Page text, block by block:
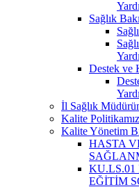
Sağlık
Destek ve
İl Sağlık
Kalite Politikamız
Kalite Yönetim
HASTA
EĞİTİM